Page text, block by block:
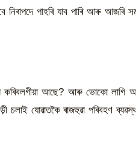
নিৰাপদে পাহৰি যাব পাৰি আৰু
কৰিবলগীয়া আছে? আৰু ভোকো লাগি
চলাই যোৱাতকৈ ৰাজহুৱা পৰিবহণ